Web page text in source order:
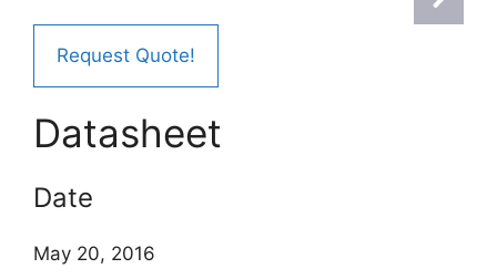
Request Quote!
Datasheet
Date
May 20, 2016